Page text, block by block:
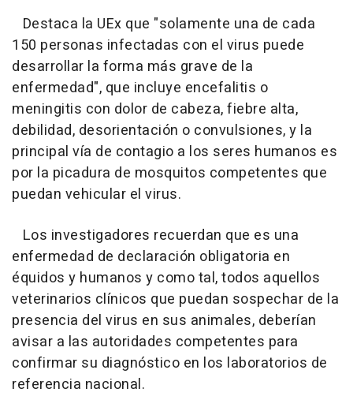
Destaca la UEx que "solamente una de cada
150 personas infectadas con el virus puede
desarrollar la forma más grave de la
enfermedad", que incluye encefalitis o
meningitis con dolor de cabeza, fiebre alta,
debilidad, desorientación o convulsiones, y la
principal vía de contagio a los seres humanos es
por la picadura de mosquitos competentes que
puedan vehicular el virus.
Los investigadores recuerdan que es una
enfermedad de declaración obligatoria en
équidos y humanos y como tal, todos aquellos
veterinarios clínicos que puedan sospechar de la
presencia del virus en sus animales, deberían
avisar a las autoridades competentes para
confirmar su diagnóstico en los laboratorios de
referencia nacional.